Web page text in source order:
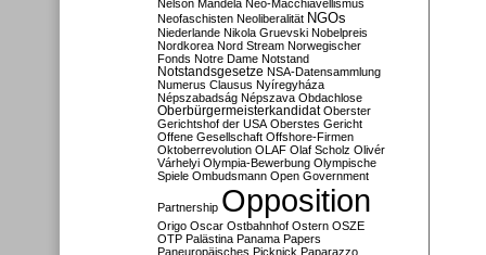
Nelson Mandela Neo-Macchiavellismus
Neofaschisten Neoliberalität NGOs
Niederlande Nikola Gruevski Nobelpreis
Nordkorea Nord Stream Norwegischer
Fonds Notre Dame Notstand
Notstandsgesetze NSA-Datensammlung
Numerus Clausus Nyíregyháza
Népszabadság Népszava Obdachlose
Oberbürgermeisterkandidat Oberster
Gerichtshof der USA Oberstes Gericht
Offene Gesellschaft Offshore-Firmen
Oktoberrevolution OLAF Olaf Scholz Olivér
Várhelyi Olympia-Bewerbung Olympische
Spiele Ombudsmann Open Government
Partnership Opposition
Origo Oscar Ostbahnhof Ostern OSZE
OTP Palästina Panama Papers
Paneuropäisches Picknick Paparazzo